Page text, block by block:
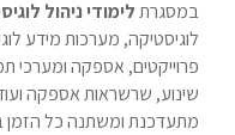
במסגרתלימודי ניהול
לוגיסטיקה, מערכות מידע
פרוייקטים, אספקה ומערכי
שינוע, שרשראות אספקה
מתעדכנת ומשתנה כל הזמן